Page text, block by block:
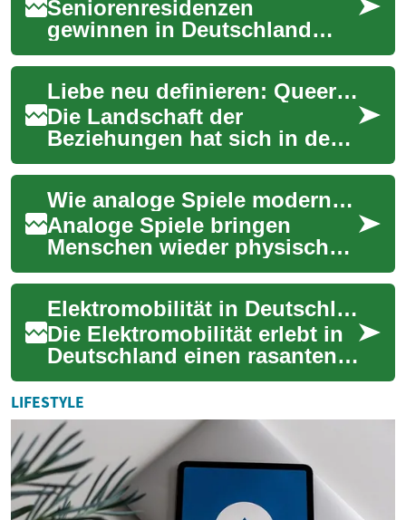
Seniorenresidenzen
gewinnen in Deutschland
zunehmend an Beliebtheit als
Wohnform für ältere
Menschen, die ihren Ruhes...Liebe neu definieren: Queere Beziehungen heute
Die Landschaft der
Beziehungen hat sich in den
letzten Jahrzehnten erheblich
gewandelt, insbesondere für
die LGBTQ+-G...
Wie analoge Spiele moderne Spielabende neu gestalten
Analoge Spiele bringen
Menschen wieder physisch
an einen Tisch: Mit konkreten
Spielmaterialien, klaren
Regelwerken un...
Elektromobilität in Deutschland: Mobilität neu denken
Die Elektromobilität erlebt in
Deutschland einen rasanten
Aufschwung: Immer mehr
Menschen entscheiden sich
für Elektr...
LIFESTYLE